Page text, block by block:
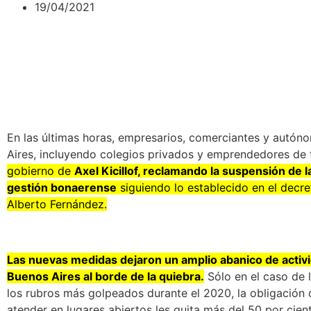
19/04/2021
En las últimas horas, empresarios, comerciantes y
Aires, incluyendo colegios privados y emprendedores
gobierno de Axel Kicillof, reclamando la suspensión de
gestión bonaerense siguiendo lo establecido en el
Alberto Fernández.
Las nuevas medidas dejaron un amplio abanico de
Buenos Aires al borde de la quiebra. Sólo en el caso de
los rubros más golpeados durante el 2020, la obligación